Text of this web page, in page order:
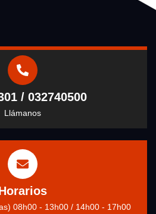
/ 032740500
Llámanos
08h00 - 13h00 / 14h00 - 17h00